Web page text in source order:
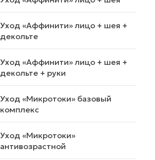
Уход «Аффинити» лицо + шея +
декольте
Уход «Аффинити» лицо + шея +
декольте + руки
Уход «Микротоки» базовый
комплекс
Уход «Микротоки»
антивозрастной